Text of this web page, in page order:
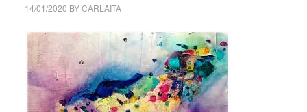
14/01/2020 BYCARLAITA